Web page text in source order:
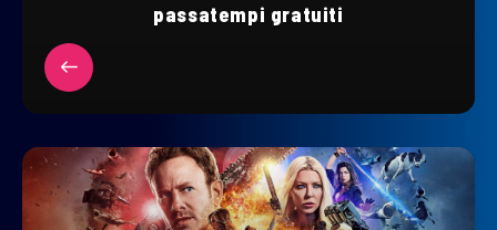
passatempi gratuiti